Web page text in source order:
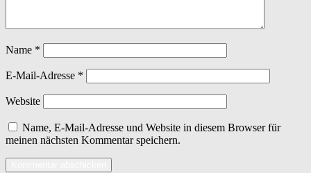
Name *
E-Mail-Adresse *
Website
Name, E-Mail-Adresse und Website in diesem Browser für
meinen nächsten Kommentar speichern.